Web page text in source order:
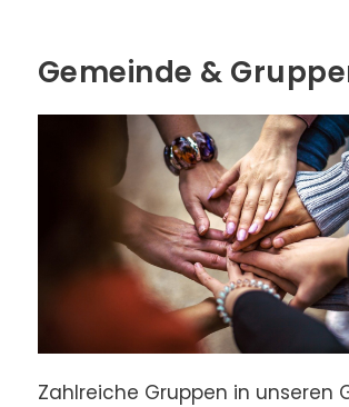
Gemeinde &
Zahl­reiche Gruppen in unseren